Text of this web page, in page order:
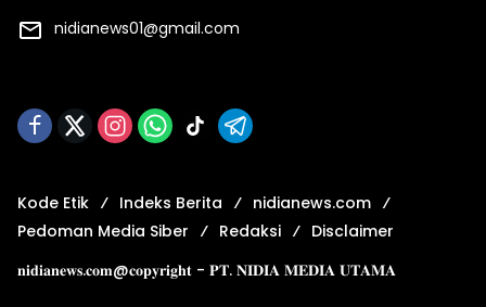
nidianews01@gmail.com
Kode Etik Indeks Berita
nidianews.com
Pedoman Media Siber
Redaksi
Disclaimer
𝐧𝐢𝐝𝐢𝐚𝐧𝐞𝐰𝐬.𝐜𝐨𝐦@𝐜𝐨𝐩𝐲𝐫𝐢𝐠𝐡𝐭 - 𝐏𝐓. 𝐍𝐈𝐃𝐈𝐀 𝐌𝐄𝐃𝐈𝐀 𝐔𝐓𝐀𝐌𝐀